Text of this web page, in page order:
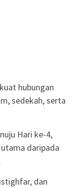
hubungan
sedekah, serta
Hari ke-4,
daripada
dan